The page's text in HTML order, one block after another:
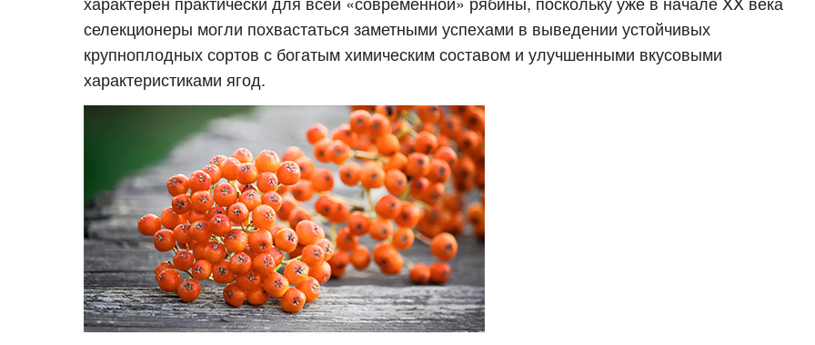
селекционеры могли похвастаться заметными успехами в выведении устойчивых
крупноплодных сортов с богатым химическим составом и улучшенными вкусовыми
характеристиками ягод.